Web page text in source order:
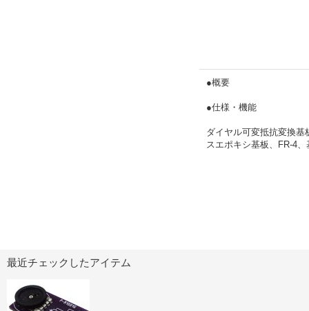
●概要
●仕様・機能
ダイヤル可変抵抗変換基
スエポキシ基板、FR-4
最近チェックしたアイテム